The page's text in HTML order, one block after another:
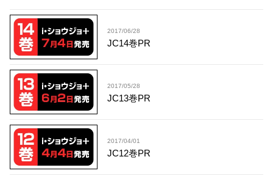
2017/06/28
JC14巻PR
2017/05/28
JC13巻PR
2017/04/01
JC12巻PR